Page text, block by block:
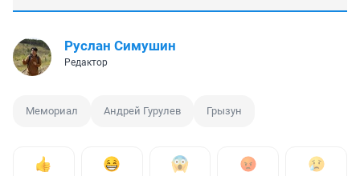
Руслан Симушин
Редактор
Мемориал Андрей Гурулев Грызун